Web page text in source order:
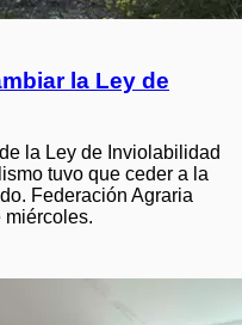
la Ley de
la Ley de Inviolabilidad
tuvo que ceder a la
Federación Agraria
miércoles.